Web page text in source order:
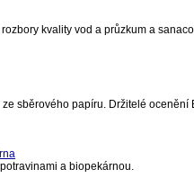
kvality vod a průzkum a
sběrového papíru. Držitelé ocenění
a biopekárnou.